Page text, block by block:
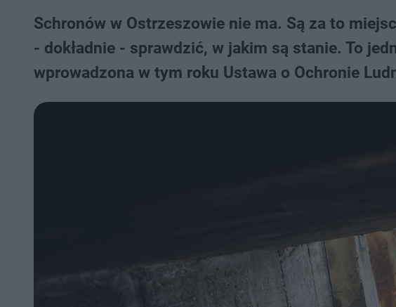
Schronów w Ostrzeszowie nie ma. Są za to
- dokładnie - sprawdzić, w jakim są stanie. To
wprowadzona w tym roku Ustawa o Ochronie